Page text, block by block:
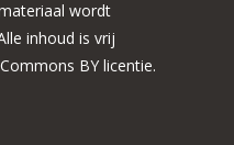
wordt
inhoud is vrij
BY licentie.